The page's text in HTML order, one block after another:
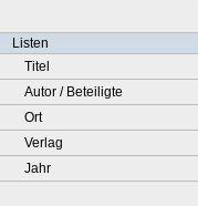
Listen
Titel
Autor / Beteiligte
Ort
Verlag
Jahr